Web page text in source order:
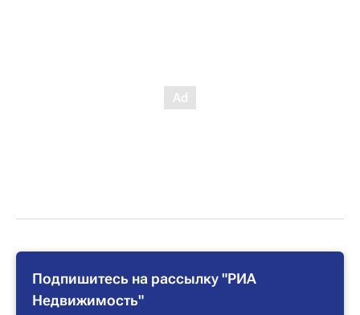
Подпишитесь на рассылку "РИА
Недвижимость"